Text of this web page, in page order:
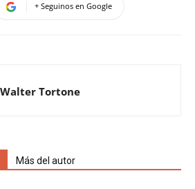
+ Seguinos en Google
Walter Tortone
Más del autor